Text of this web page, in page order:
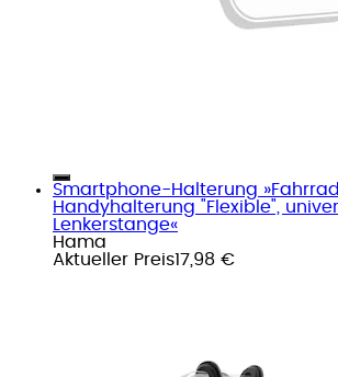
Smartphone-Halterung
Handyhalterung "Flexible",
Lenkerstange«
Hama
Aktueller Preis17,98 €